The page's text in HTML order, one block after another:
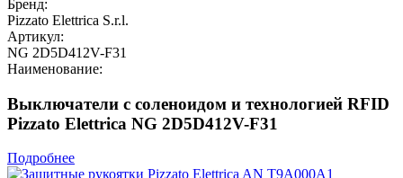
Бренд:
Pizzato Elettrica S.r.l.
Артикул:
NG 2D5D412V-F31
Наименование:
Выключатели с соленоидом и технологией RFID
Pizzato Elettrica NG 2D5D412V-F31
Подробнее